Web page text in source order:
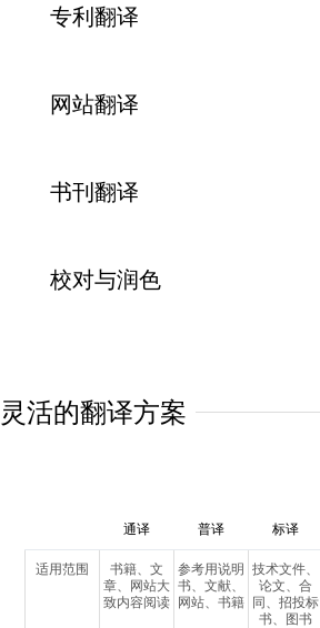
专利翻译
网站翻译
书刊翻译
校对与润色
灵活的翻译方案
通译 普译 标译
适用范围
书籍、文
章、网站大
致内容阅读
参考用说明
书、文献、
网站、书籍
技术文件、
论文、合
同、招投标
书、图书